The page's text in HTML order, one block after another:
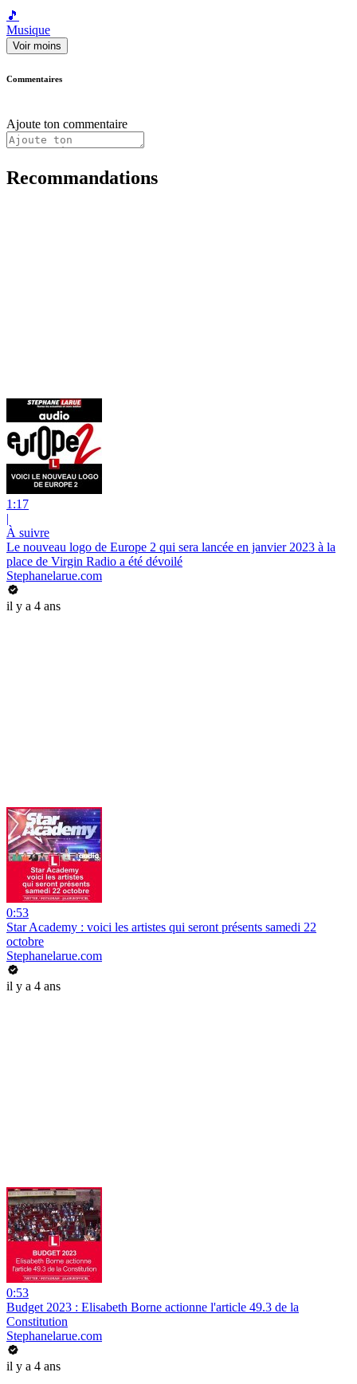
🎵
Musique
Voir moins
Commentaires
Ajoute ton commentaire
Recommandations
1:17
|
À suivre
Le nouveau logo de Europe 2 qui sera lancée en janvier 2023 à la
place de Virgin Radio a été dévoilé
Stephanelarue.com
il y a 4 ans
0:53
Star Academy : voici les artistes qui seront présents samedi 22
octobre
Stephanelarue.com
il y a 4 ans
0:53
Budget 2023 : Elisabeth Borne actionne l'article 49.3 de la
Constitution
Stephanelarue.com
il y a 4 ans